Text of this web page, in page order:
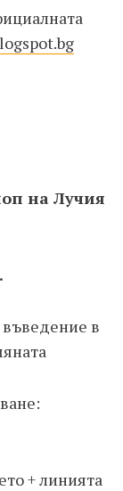
на Лучия
въведение в
+ линията